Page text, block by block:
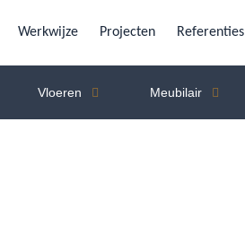
Werkwijze Projecten Referenties
Vloeren Meubilair